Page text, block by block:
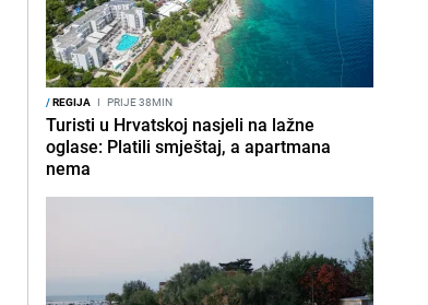
/REGIJA I PRIJE 38MIN
Turisti u Hrvatskoj nasjeli na lažne
oglase: Platili smještaj, a apartmana
nema